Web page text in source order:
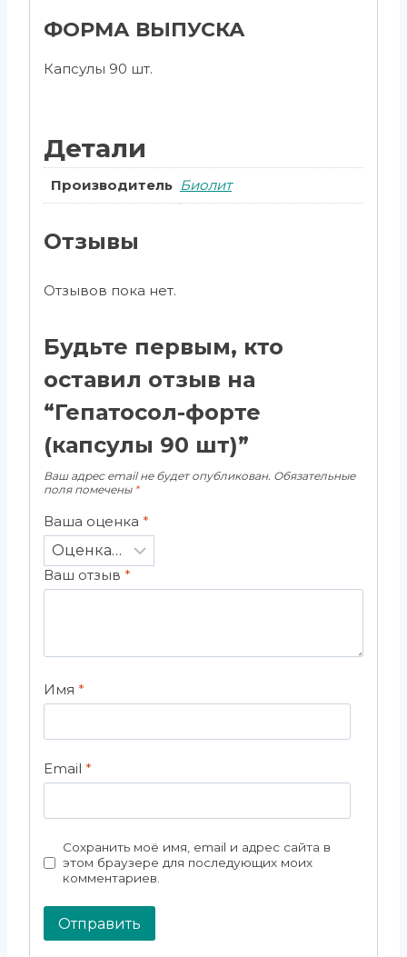
ФОРМА ВЫПУСКА
Капсулы 90 шт.
Детали
Производитель Биолит
Отзывы
Отзывов пока нет.
Будьте первым, кто
оставил отзыв на
“Гепатосол-форте
(капсулы 90 шт)”
Ваш адрес email не будет опубликован. Обязательные
поля помечены *
Ваша оценка *
Ваш отзыв *
Имя *
Email *
Сохранить моё имя, email и адрес сайта в
этом браузере для последующих моих
комментариев.